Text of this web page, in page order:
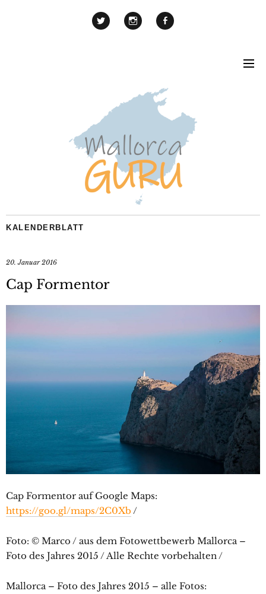
KALENDERBLATT
20. Januar 2016
Cap Formentor
Cap Formentor auf Google Maps:
https://goo.gl/maps/2C0Xb /
Foto: © Marco / aus dem Fotowettbewerb Mallorca –
Foto des Jahres 2015 / Alle Rechte vorbehalten /
Mallorca – Foto des Jahres 2015 – alle Fotos: